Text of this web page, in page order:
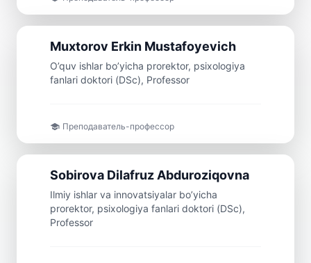
Профессор
Muxtorov Erkin Mustafoyevich
O’quv ishlar bo’yicha prorektor, psixologiya
fanlari doktori (DSc), Professor
Преподаватель-профессор
Профессор
Sobirova Dilafruz Abduroziqovna
Ilmiy ishlar va innovatsiyalar bo’yicha
prorektor, psixologiya fanlari doktori (DSc),
Professor